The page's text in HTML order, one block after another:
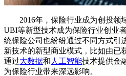
2016年，保险行业成为创投领域
UBI等新型技术成为保险行业创业
统保险公司也纷纷通过不同方式引
新技术的新型商业模式，比如由已
通过大数据和 人工智能技术提供金
为保险行业带来深远影响。